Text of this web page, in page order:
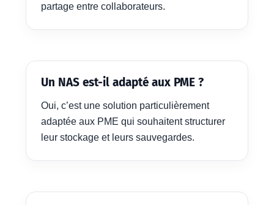
partage entre collaborateurs.
Un NAS est-il adapté aux PME ?
Oui, c’est une solution particulièrement
adaptée aux PME qui souhaitent structurer
leur stockage et leurs sauvegardes.